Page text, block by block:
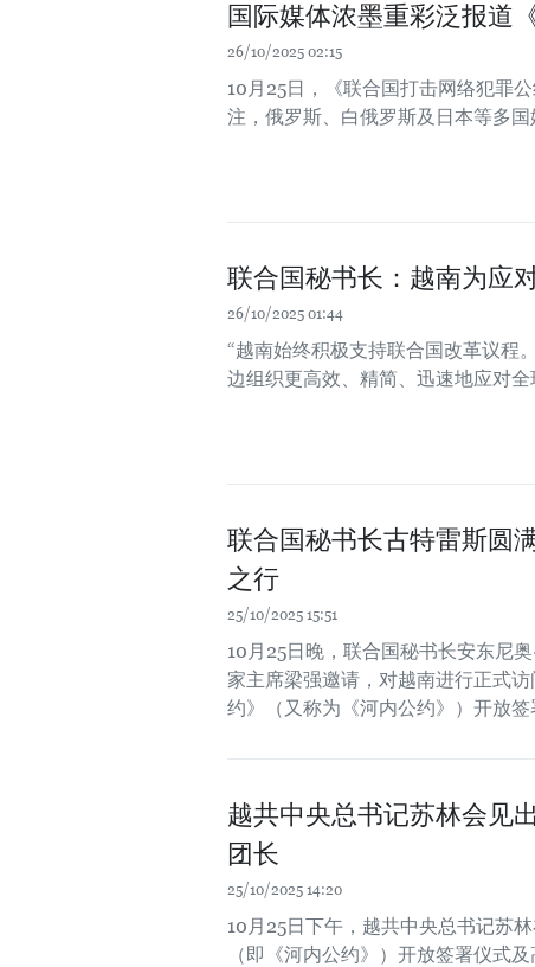
国际媒体浓墨重彩泛报道
26/10/2025 02:15
10月25日，《联合国打击网络犯罪
注，俄罗斯、白俄罗斯及日本等多国
联合国秘书长：越南为应
26/10/2025 01:44
“越南始终积极支持联合国改革议程
边组织更高效、精简、迅速地应对全
联合国秘书长古特雷斯圆
之行
25/10/2025 15:51
10月25日晚，联合国秘书长安东尼
家主席梁强邀请，对越南进行正式
约》（又称为《河内公约》）开放签
越共中央总书记苏林会见
团长
25/10/2025 14:20
10月25日下午，越共中央总书记苏
（即《河内公约》）开放签署仪式